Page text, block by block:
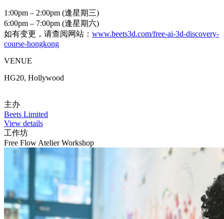
1:00pm – 2:00pm (逢星期三)
6:00pm – 7:00pm (逢星期六)
如有变更，请查阅网站： www.beets3d.com/free-ai-3d-discovery-
course-hongkong
VENUE
HG20, Hollywood
主办
Beets Limited
View details
工作坊
Free Flow Atelier Workshop